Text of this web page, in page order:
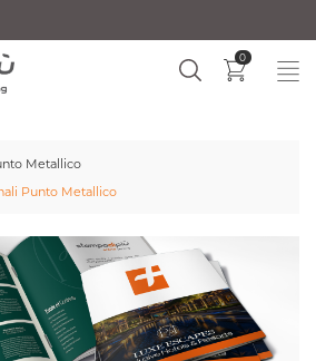
0
Metallico
Punto Metallico